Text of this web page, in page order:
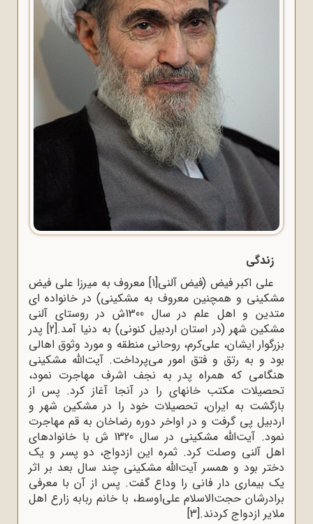
زندگی
علی اکبر فیض (فیض آلنی[1] معروف به میرزا علی فیض
مشکینی و همچنین معروف به مشکینی) در خانواده ای
متدین و اهل علم در سال 1300ش در روستای آلنی
مشکین شهر (در استان اردبیل کنونی) به دنیا آمد.[2]پدر
بزرگوار ایشان، علی‌کرم، روحانی منطقه و مورد وثوق اهالی
بود و به رتق و فتق امور می‌پرداخت. آیت‌الله مشکینی
هنگامی که همراه پدر به نجف اشرف مهاجرت نمود،
تحصیلات مکتب خانه‍ای را در آنجا آغاز کرد. پس از
بازگشت به ایران، تحصیلات خود را در مشکین شهر و
اردبیل پی گرفت و در اواخر دوره رضاخان به قم مهاجرت
نمود. آیت‌الله مشکینی در سال 1320 ش با خانواده‍ای
اهل آلنی وصلت کرد. ثمره این ازدواج، دو پسر و یک
دختر بود و همسر آیت‌الله مشکینی چند سال بعد بر اثر
یک بیماری دار فانی را وداع گفت. پس از آن با معرفی
برادرشان حجت‌الاسلام علی‌اوسط، با خانم ربابه زارع اهل
ملایر ازدواج کردند.[3]